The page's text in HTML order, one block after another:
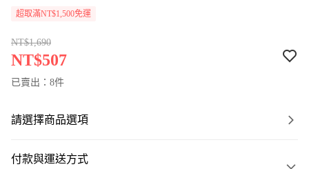
超取滿NT$1,500免運
NT$1,690
NT$507
已賣出：8件
請選擇商品選項
付款與運送方式